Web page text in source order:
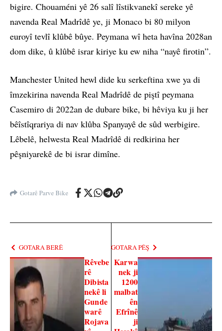
bigire. Chouaméni yê 26 salî lîstikvanekî sereke yê
navenda Real Madrîdê ye, ji Monaco bi 80 milyon
euroyî tevlî klûbê bûye. Peymana wî heta havîna 2028an
dom dike, û klûbê israr kiriye ku ew niha “nayê firotin”.
Manchester United hewl dide ku serkeftina xwe ya di
îmzekirina navenda Real Madrîdê de piştî peymana
Casemiro di 2022an de dubare bike, bi hêviya ku ji her
bêîstîqrariya di nav klûba Spanyayê de sûd werbigire.
Lêbelê, helwesta Real Madrîdê di redkirina her
pêşniyarekê de bi israr dimîne.
Gotarê Parve Bike
GOTARA BERÊ
Rêvebe
rê
Dibista
nekê li
Gunde
warê
Rojava
GOTARA PÊŞ
Karwa
nek ji
1200
malbat
ên
Efrînê
ji